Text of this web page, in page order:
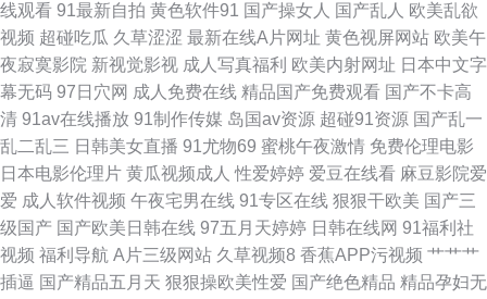
频 1024精品视频 午夜国产老熟女 人妖自卫网站 伦理片日本 国厂av在线 黑
丝AV影院 国产综合在线99 国产21页草草 AV老司机资源网 91网站不用下载
91蝌蚪少妇 91超碰人人 亚洲91NAV 色色92 夜夜撸2026俺来也 在线伊人98
亚洲综合网站 性精品区 日韩久久伊人 日韩刺激福利网址 激情肏屄网 三级片
亚洲无码影院 国产午夜福利av 白丝美女足交 91福利视频分类 玖玖热精品免
线观看 91最新自拍 黄色软件91 国产操女人 国产乱人 欧美乱欲
视频 超碰吃瓜 久草涩涩 最新在线A片网址 黄色视屏网站 欧美午
夜寂寞影院 新视觉影视 成人写真福利 欧美内射网址 日本中文字
幕无码 97日穴网 成人免费在线 精品国产免费观看 国产不卡高
清 91av在线播放 91制作传媒 岛国av资源 超碰91资源 国产乱一
乱二乱三 日韩美女直播 91尤物69 蜜桃午夜激情 免费伦理电影
日本电影伦理片 黄瓜视频成人 性爱婷婷 爱豆在线看 麻豆影院爱
爱 成人软件视频 午夜宅男在线 91专区在线 狠狠干欧美 国产三
级国产 国产欧美日韩在线 97五月天婷婷 日韩在线网 91福利社
视频 福利导航 A片三级网站 久草视频8 香蕉APP污视频 艹艹艹
插逼 国产精品五月天 狠狠操欧美性爱 国产绝色精品 精品孕妇无